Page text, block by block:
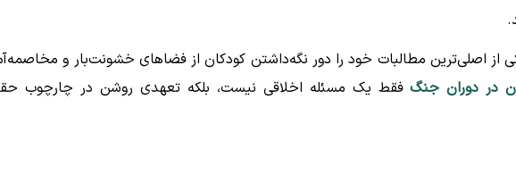
از اصلی‌ترین مطالبات خود را دور نگه‌داشتن کودکان از فضاهای خشونت‌بار و
در دوران جنگفقط یک مسئله اخلاقی نیست، بلکه تعهدی روشن در چارچوب